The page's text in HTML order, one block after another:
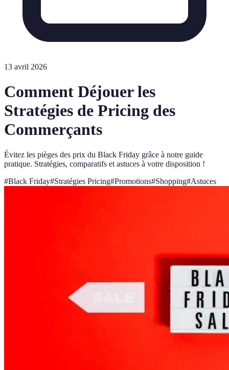
13 avril 2026
Comment Déjouer les
Stratégies de Pricing des
Commerçants
Évitez les pièges des prix du Black Friday grâce à notre guide
pratique. Stratégies, comparatifs et astuces à votre disposition !
#Black Friday#Stratégies Pricing#Promotions#Shopping#Astuces